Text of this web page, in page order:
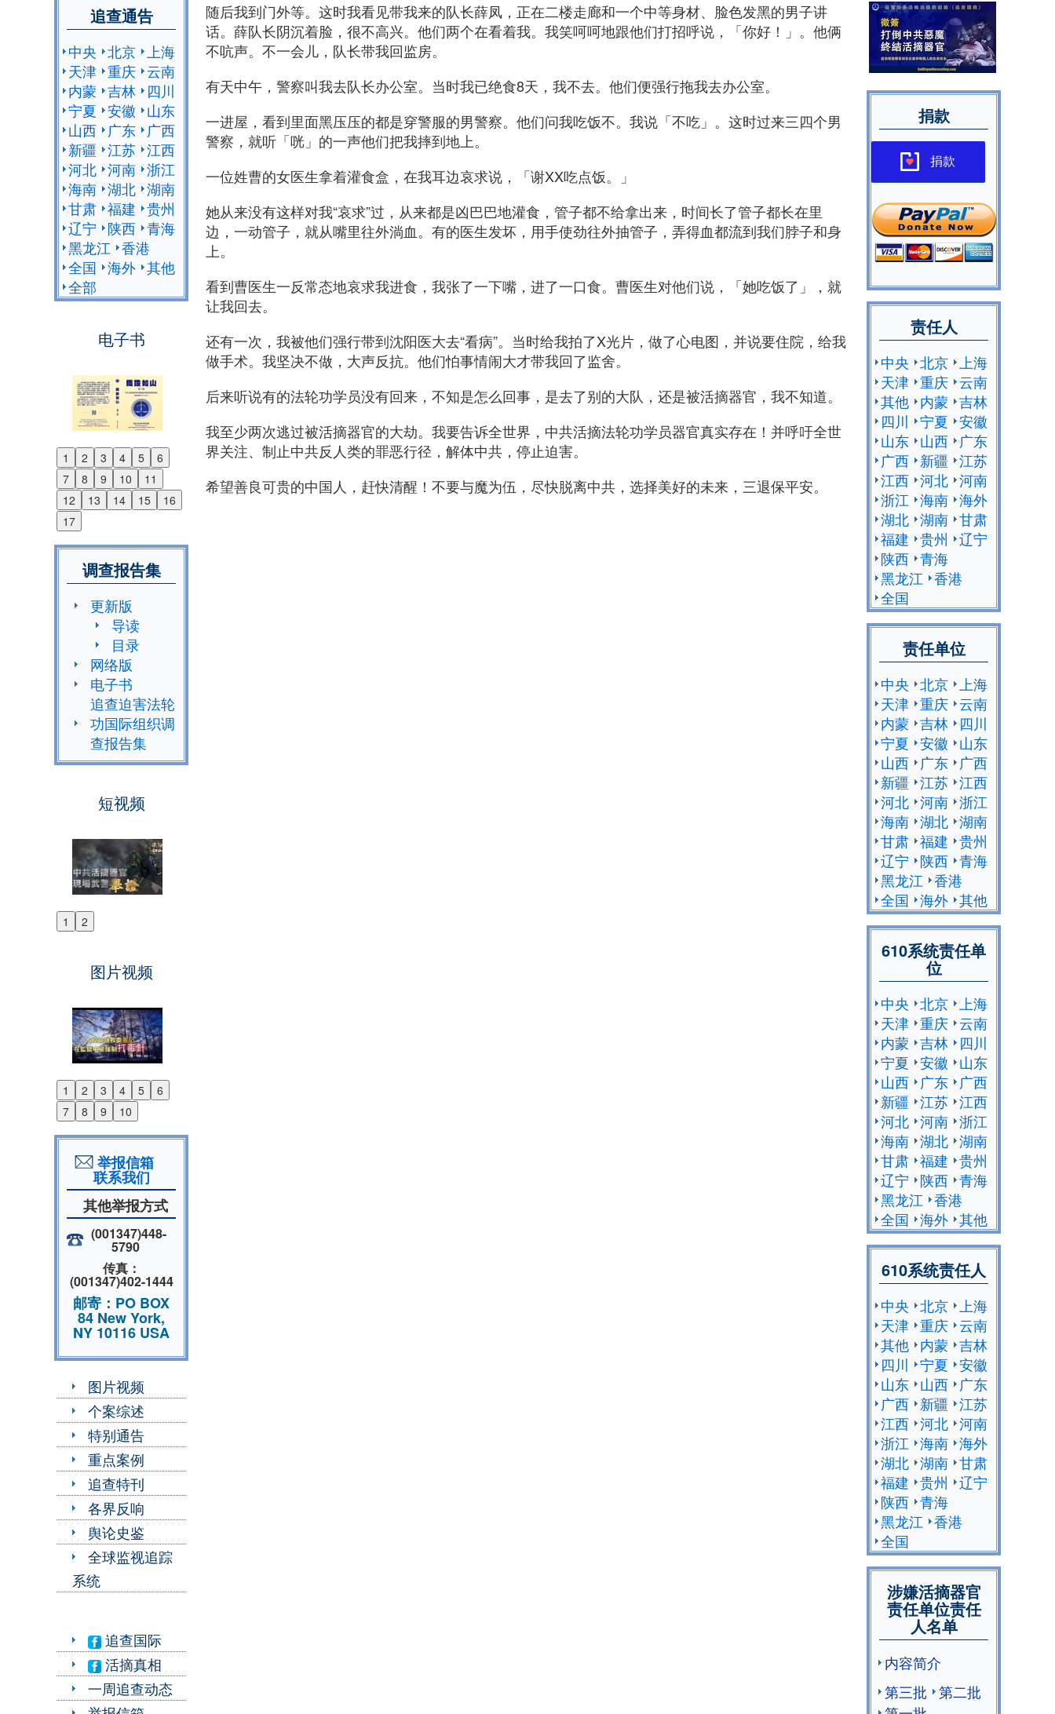
追查通告
中央 北京 上海
天津 重庆 云南
内蒙 吉林
四川
宁夏 安徽
山东
山西
广东
广西
新疆 江苏 江西
河北 河南 浙江
海南 湖北 湖南
甘肃 福建 贵州
辽宁
陕西 青海
黑龙江 香港
全国 海外 其他
全部
电子书
1 2 3 4 5
6
7
8 9 10
11
12
13 14 15
16
17
Previous
Next
调查报告集
更新版
导读
目录
网络版
电子书
追查迫害法轮
功国际组织调
查报告集
短视频
1 2
Previous
图片视频
1 2 3 4 5
6
7
8 9 10
Previous
Next
举报信箱
联系我们
其他举报方式
(001347)448-
5790
传真：
(001347)402-1444
邮寄：PO BOX
84 New York,
NY 10116 USA
图片视频
个案综述
特别通告
重点案例
追查特刊
各界反响
舆论史鉴
全球监视追踪
系统
追查国际
活摘真相
一周追查动态
随后我到门外等。这时我看见带我来的队长薛凤，正在二楼走廊和一个中等身材、脸色发黑的男子讲
话。薛队长阴沉着脸，很不高兴。他们两个在看着我。我笑呵呵地跟他们打招呼说，「你好！」。他俩
不吭声。不一会儿，队长带我回监房。
有天中午，警察叫我去队长办公室。当时我已绝食8天，我不去。他们便强行拖我去办公室。
一进屋，看到里面黑压压的都是穿警服的男警察。他们问我吃饭不。我说「不吃」。这时过来三四个男
警察，就听「咣」的一声他们把我摔到地上。
一位姓曹的女医生拿着灌食盒，在我耳边哀求说，「谢XX吃点饭。」
她从来没有这样对我“哀求”过，从来都是凶巴巴地灌食，管子都不给拿出来，时间长了管子都长在里
边，一动管子，就从嘴里往外淌血。有的医生发坏，用手使劲往外抽管子，弄得血都流到我们脖子和身
上。
看到曹医生一反常态地哀求我进食，我张了一下嘴，进了一口食。曹医生对他们说，「她吃饭了」，就
让我回去。
还有一次，我被他们强行带到沈阳医大去“看病”。当时给我拍了X光片，做了心电图，并说要住院，给我
做手术。我坚决不做，大声反抗。他们怕事情闹大才带我回了监舍。
后来听说有的法轮功学员没有回来，不知是怎么回事，是去了别的大队，还是被活摘器官，我不知道。
我至少两次逃过被活摘器官的大劫。我要告诉全世界，中共活摘法轮功学员器官真实存在！并呼吁全世
界关注、制止中共反人类的罪恶行径，解体中共，停止迫害。
希望善良可贵的中国人，赶快清醒！不要与魔为伍，尽快脱离中共，选择美好的未来，三退保平安。
捐款
捐款
责任人
中央 北京
上海
天津 重庆 云南
其他 内蒙 吉林
四川
宁夏 安徽
山东 山西
广东
广西 新疆 江苏
江西 河北 河南
浙江 海南 海外
湖北 湖南 甘肃
福建 贵州
辽宁
陕西 青海
黑龙江 香港
全国
责任单位
中央 北京
上海
天津 重庆 云南
内蒙 吉林
四川
宁夏 安徽
山东
山西
广东
广西
新疆 江苏 江西
河北 河南 浙江
海南 湖北 湖南
甘肃 福建 贵州
辽宁
陕西 青海
黑龙江 香港
全国 海外 其他
610系统责任单
位
中央 北京
上海
天津 重庆 云南
内蒙 吉林
四川
宁夏 安徽
山东
山西
广东
广西
新疆 江苏 江西
河北 河南 浙江
海南 湖北 湖南
甘肃 福建 贵州
辽宁
陕西 青海
黑龙江 香港
全国 海外 其他
610系统责任人
中央 北京
上海
天津 重庆 云南
其他 内蒙 吉林
四川
宁夏 安徽
山东 山西
广东
广西 新疆 江苏
江西 河北 河南
浙江 海南 海外
湖北 湖南 甘肃
福建 贵州
辽宁
陕西 青海
黑龙江 香港
全国
涉嫌活摘器官
责任单位责任
人名单
内容简介
第三批
第二批